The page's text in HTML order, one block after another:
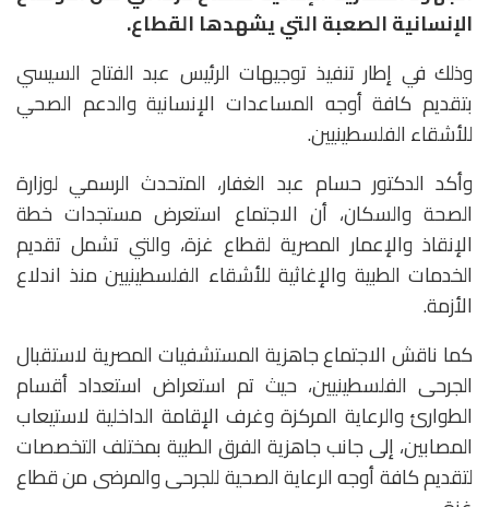
الإنسانية الصعبة التي يشهدها القطاع.
وذلك في إطار تنفيذ توجيهات الرئيس عبد الفتاح السيسي
بتقديم كافة أوجه المساعدات الإنسانية والدعم الصحي
للأشقاء الفلسطينيين.
وأكد الدكتور حسام عبد الغفار، المتحدث الرسمي لوزارة
الصحة والسكان، أن الاجتماع استعرض مستجدات خطة
الإنقاذ والإعمار المصرية لقطاع غزة، والتي تشمل تقديم
الخدمات الطبية والإغاثية للأشقاء الفلسطينيين منذ اندلاع
الأزمة.
كما ناقش الاجتماع جاهزية المستشفيات المصرية لاستقبال
الجرحى الفلسطينيين، حيث تم استعراض استعداد أقسام
الطوارئ والرعاية المركزة وغرف الإقامة الداخلية لاستيعاب
المصابين، إلى جانب جاهزية الفرق الطبية بمختلف التخصصات
لتقديم كافة أوجه الرعاية الصحية للجرحى والمرضى من قطاع